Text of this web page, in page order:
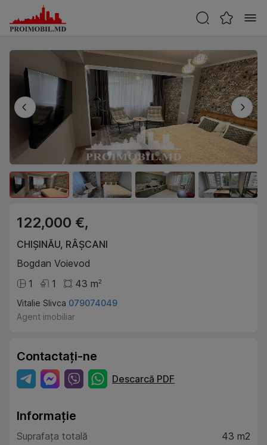
122,000 €,
CHIȘINĂU, RÂȘCANI
Bogdan Voievod
1
1 43 m2
Vitalie Slivca 079074049
Agent imobiliar
Contactați-ne
Descarcă PDF
Informație
Suprafața totală
43 m2